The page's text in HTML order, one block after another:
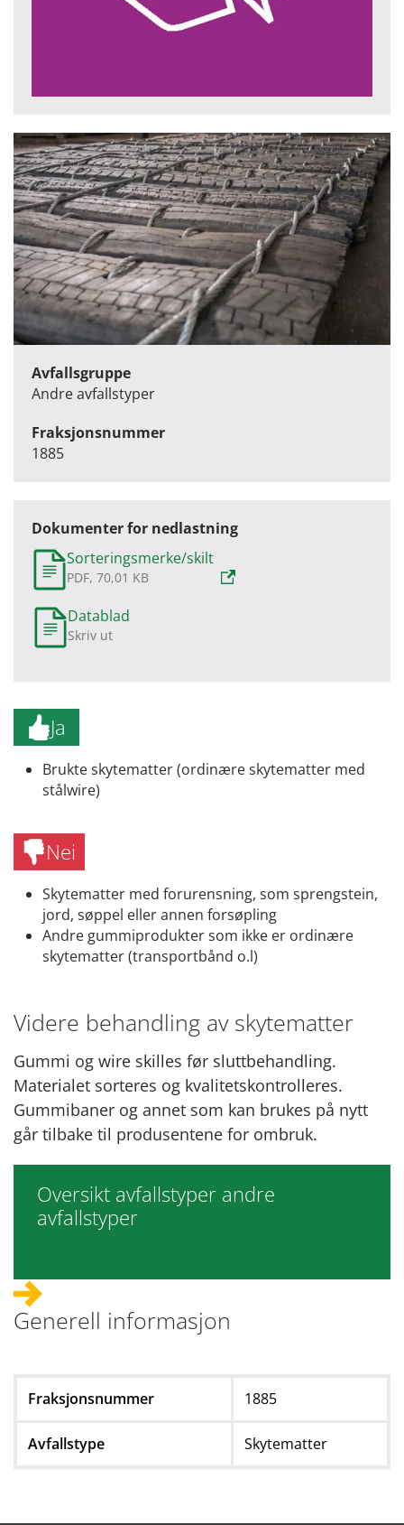
Avfallsgruppe
Andre avfallstyper
Fraksjonsnummer
1885
Dokumenter for nedlastning
Sorteringsmerke/skilt
PDF, 70,01 KB
Datablad
Skriv ut
Ja
Brukte skytematter (ordinære skytematter med
stålwire)
Nei
Skytematter med forurensning, som sprengstein,
jord, søppel eller annen forsøpling
Andre gummiprodukter som ikke er ordinære
skytematter (transportbånd o.l)
Videre behandling av skytematter
Gummi og wire skilles før sluttbehandling.
Materialet sorteres og kvalitetskontrolleres.
Gummibaner og annet som kan brukes på nytt
går tilbake til produsentene for ombruk.
Oversikt avfallstyper andre
avfallstyper
Generell informasjon
Fraksjonsnummer 1885
Avfallstype Skytematter